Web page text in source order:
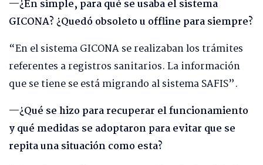
—¿En simple, para qué se usaba el sistema
GICONA? ¿Quedó obsoleto u offline para siempre?
“En el sistema GICONA se realizaban los trámites
referentes a registros sanitarios. La información
que se tiene se está migrando al sistema SAFIS”.
—¿Qué se hizo para recuperar el funcionamiento
y qué medidas se adoptaron para evitar que se
repita una situación como esta?